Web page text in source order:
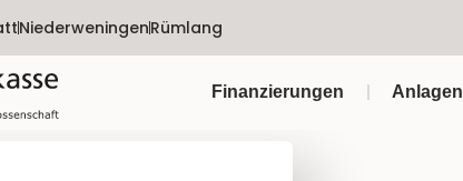
NiederweningenRümlang
Finanzierungen Anlagen